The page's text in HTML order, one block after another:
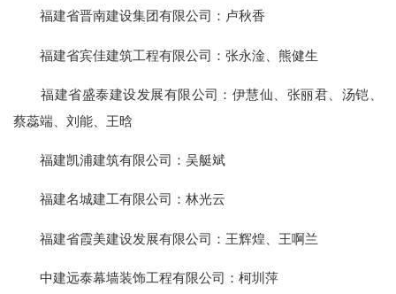
福建省晋南建设集团有限公司：卢秋香
福建省宾佳建筑工程有限公司：张永淦、熊健生
福建省盛泰建设发展有限公司：伊慧仙、张丽君、汤铠、
蔡蕊端、刘能、王晗
福建凯浦建筑有限公司：吴艇斌
福建名城建工有限公司：林光云
福建省霞美建设发展有限公司：王辉煌、王啊兰
中建远泰幕墙装饰工程有限公司：柯圳萍